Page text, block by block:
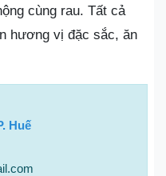
cùng rau. Tất cả
hương vị đặc sắc, ăn
Huế